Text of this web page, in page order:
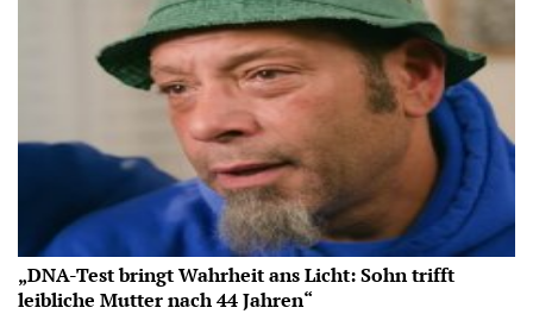
„DNA-Test bringt Wahrheit ans Licht: Sohn trifft
leibliche Mutter nach 44 Jahren“